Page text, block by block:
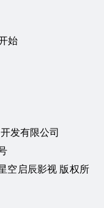
始
发有限公司
空启辰影视 版权所